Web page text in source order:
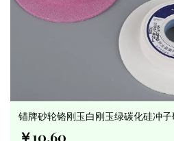
锚牌砂轮铬刚玉白刚玉绿碳化硅冲子
目
￥10.60